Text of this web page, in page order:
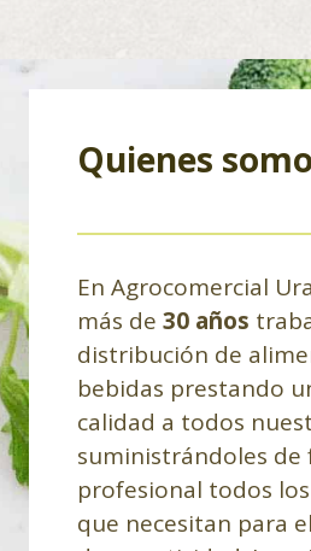
Quienes
En Agrocomercial
más de 30 años
distribución de
bebidas prestando
calidad a todos
suministrándoles de
profesional todos
que necesitan para